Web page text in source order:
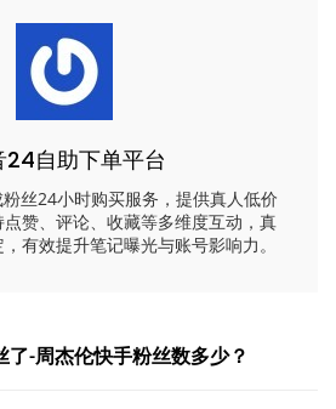
24自助下单平台
丝24小时购买服务，提供真人低价
赞、评论、收藏等多维度互动，真
有效提升笔记曝光与账号影响力。
了-周杰伦快手粉丝数多少？